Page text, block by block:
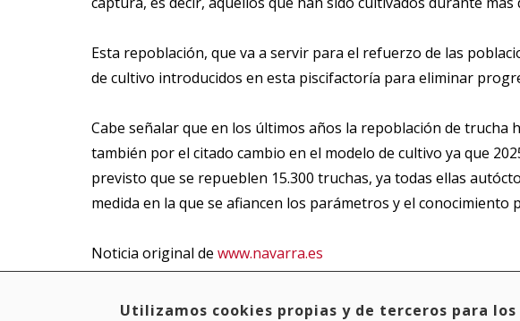
Esta repoblación, que va a servir para el refuerzo de las
de cultivo introducidos en esta piscifactoría para eliminar
Cabe señalar que en los últimos años la repoblación de trucha
también por el citado cambio en el modelo de cultivo ya que
previsto que se repueblen 15.300 truchas, ya todas ellas
medida en la que se afiancen los parámetros y el conocimiento
Noticia original de www.navarra.es
Utilizamos cookies propias y de terceros para